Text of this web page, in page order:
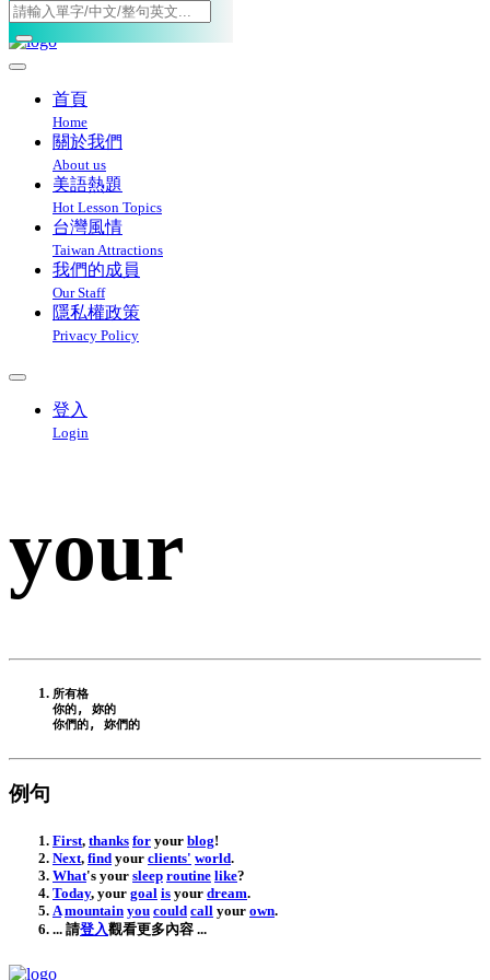
Toggle navigation
首頁
Home
關於我們
About us
美語熱題
Hot Lesson Topics
台灣風情
Taiwan Attractions
我們的成員
Our Staff
隱私權政策
Privacy Policy
登入
Login
your
所有格
你的, 妳的
例句
First, thanks for your blog!
Next, find your clients' world.
What's your sleep routine like?
Today, your goal is your dream.
A mountain you could call your own.
... 請登入觀看更多內容 ...